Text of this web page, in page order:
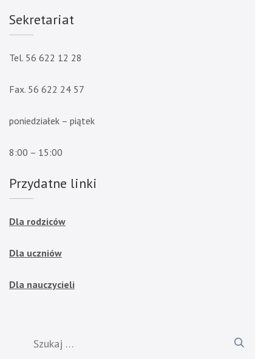
Sekretariat
Tel. 56 622 12 28
Fax. 56 622 24 57
poniedziałek – piątek
8:00 – 15:00
Przydatne linki
Dla rodziców
Dla uczniów
Dla nauczycieli